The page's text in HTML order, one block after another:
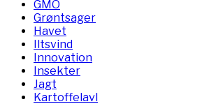
GMO
Grøntsager
Havet
Iltsvind
Innovation
Insekter
Jagt
Kartoffelavl